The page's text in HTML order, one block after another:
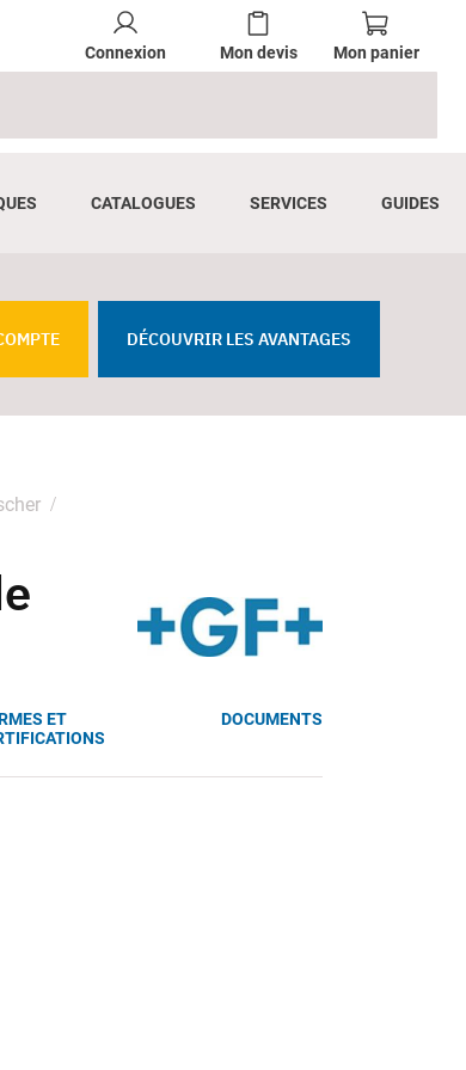
Connexion Mon devis Mon panier
CATALOGUES SERVICES GUIDES
DÉCOUVRIR LES AVANTAGES
ET
DOCUMENTS